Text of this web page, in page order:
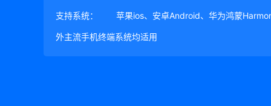
支持系统： 苹果ios、安卓Android、华为鸿蒙
外主流手机终端系统均适用